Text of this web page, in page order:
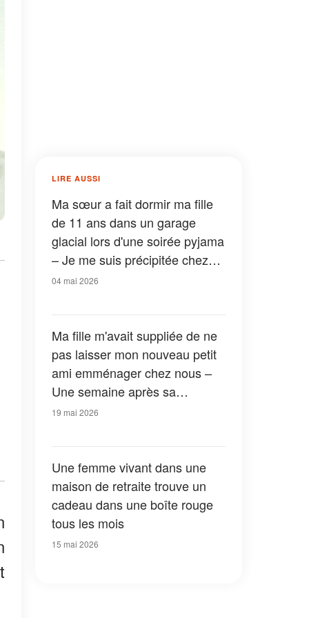
LIRE AUSSI
Ma sœur a fait dormir ma fille
de 11 ans dans un garage
glacial lors d'une soirée pyjama
– Je me suis précipitée chez
moi, mais rien n'aurait pu me
04 mai 2026
Ma fille m'avait suppliée de ne
pas laisser mon nouveau petit
ami emménager chez nous –
Une semaine après sa
disparition, le directeur m'a
dans son casier »
19 mai 2026
Une femme vivant dans une
maison de retraite trouve un
cadeau dans une boîte rouge
tous les mois
15 mai 2026